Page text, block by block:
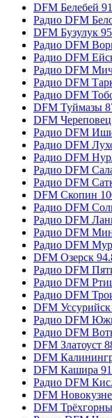
DFM Белебей
Радио DFM
DFM Бузулук
Радио DFM
Радио DFM
Радио DFM
Радио DFM
Радио DFM
DFM Туймазы
DFM
Радио DFM
Радио DFM
Радио DFM
Радио DFM
Радио DFM
DFM Скопин
Радио DFM
Радио DFM
Радио DFM
Радио DFM
DFM Озерск
Радио DFM
Радио DFM
Радио DFM
DFM
Радио DFM
Радио DFM
DFM Златоуст
DFM
DFM Кашира
Радио DFM
DFM
DFM